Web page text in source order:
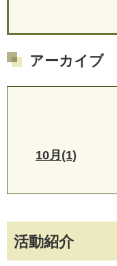
活動紹介
アーカイブ
10月(1)